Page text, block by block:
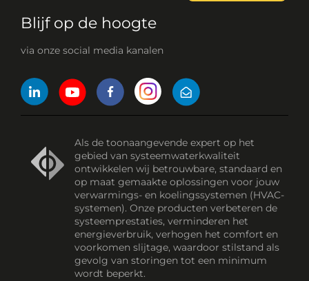
Blijf op de hoogte
via onze social media kanalen
Als de toonaangevende expert op het
gebied van systeemwaterkwaliteit
ontwikkelen wij betrouwbare, standaard en
op maat gemaakte oplossingen voor jouw
verwarmings- en koelingssystemen (HVAC-
systemen). Onze producten verbeteren de
systeemprestaties, verminderen het
energieverbruik, verhogen het comfort en
voorkomen slijtage, waardoor stilstand als
gevolg van storingen tot een minimum
wordt beperkt.